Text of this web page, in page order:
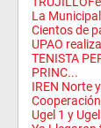
La
Cientos de
UPAO
TENISTA
PRINC...
IREN Norte
Ugel 1 y